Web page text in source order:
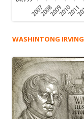
WASHINTONG IRVING